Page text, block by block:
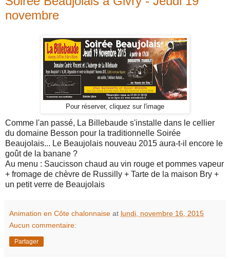
novembre
Pour réserver, cliquez sur l'image
Comme l'an passé, La Billebaude s'installe dans le cellier
du domaine Besson pour la traditionnelle Soirée
Beaujolais... Le Beaujolais nouveau 2015 aura-t-il encore le
goût de la banane ?
Au menu : Saucisson chaud au vin rouge et pommes vapeur
+ fromage de chèvre de Russilly + Tarte de la maison Bry +
un petit verre de Beaujolais
Animation en Côte chalonnaise at lundi, novembre 16, 2015
Aucun commentaire:
Partager